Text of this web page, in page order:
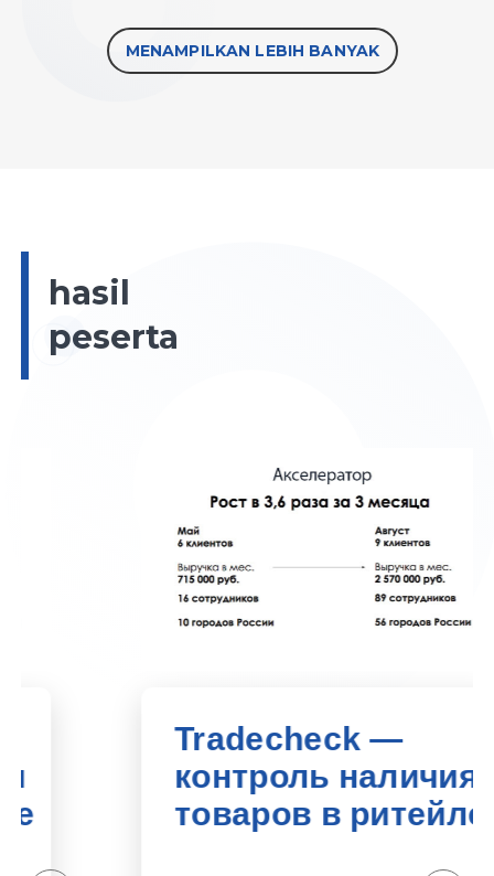
MENAMPILKAN LEBIH BANYAK
hasil
peserta
Tradecheck —
контроль наличия
товаров в ритейле